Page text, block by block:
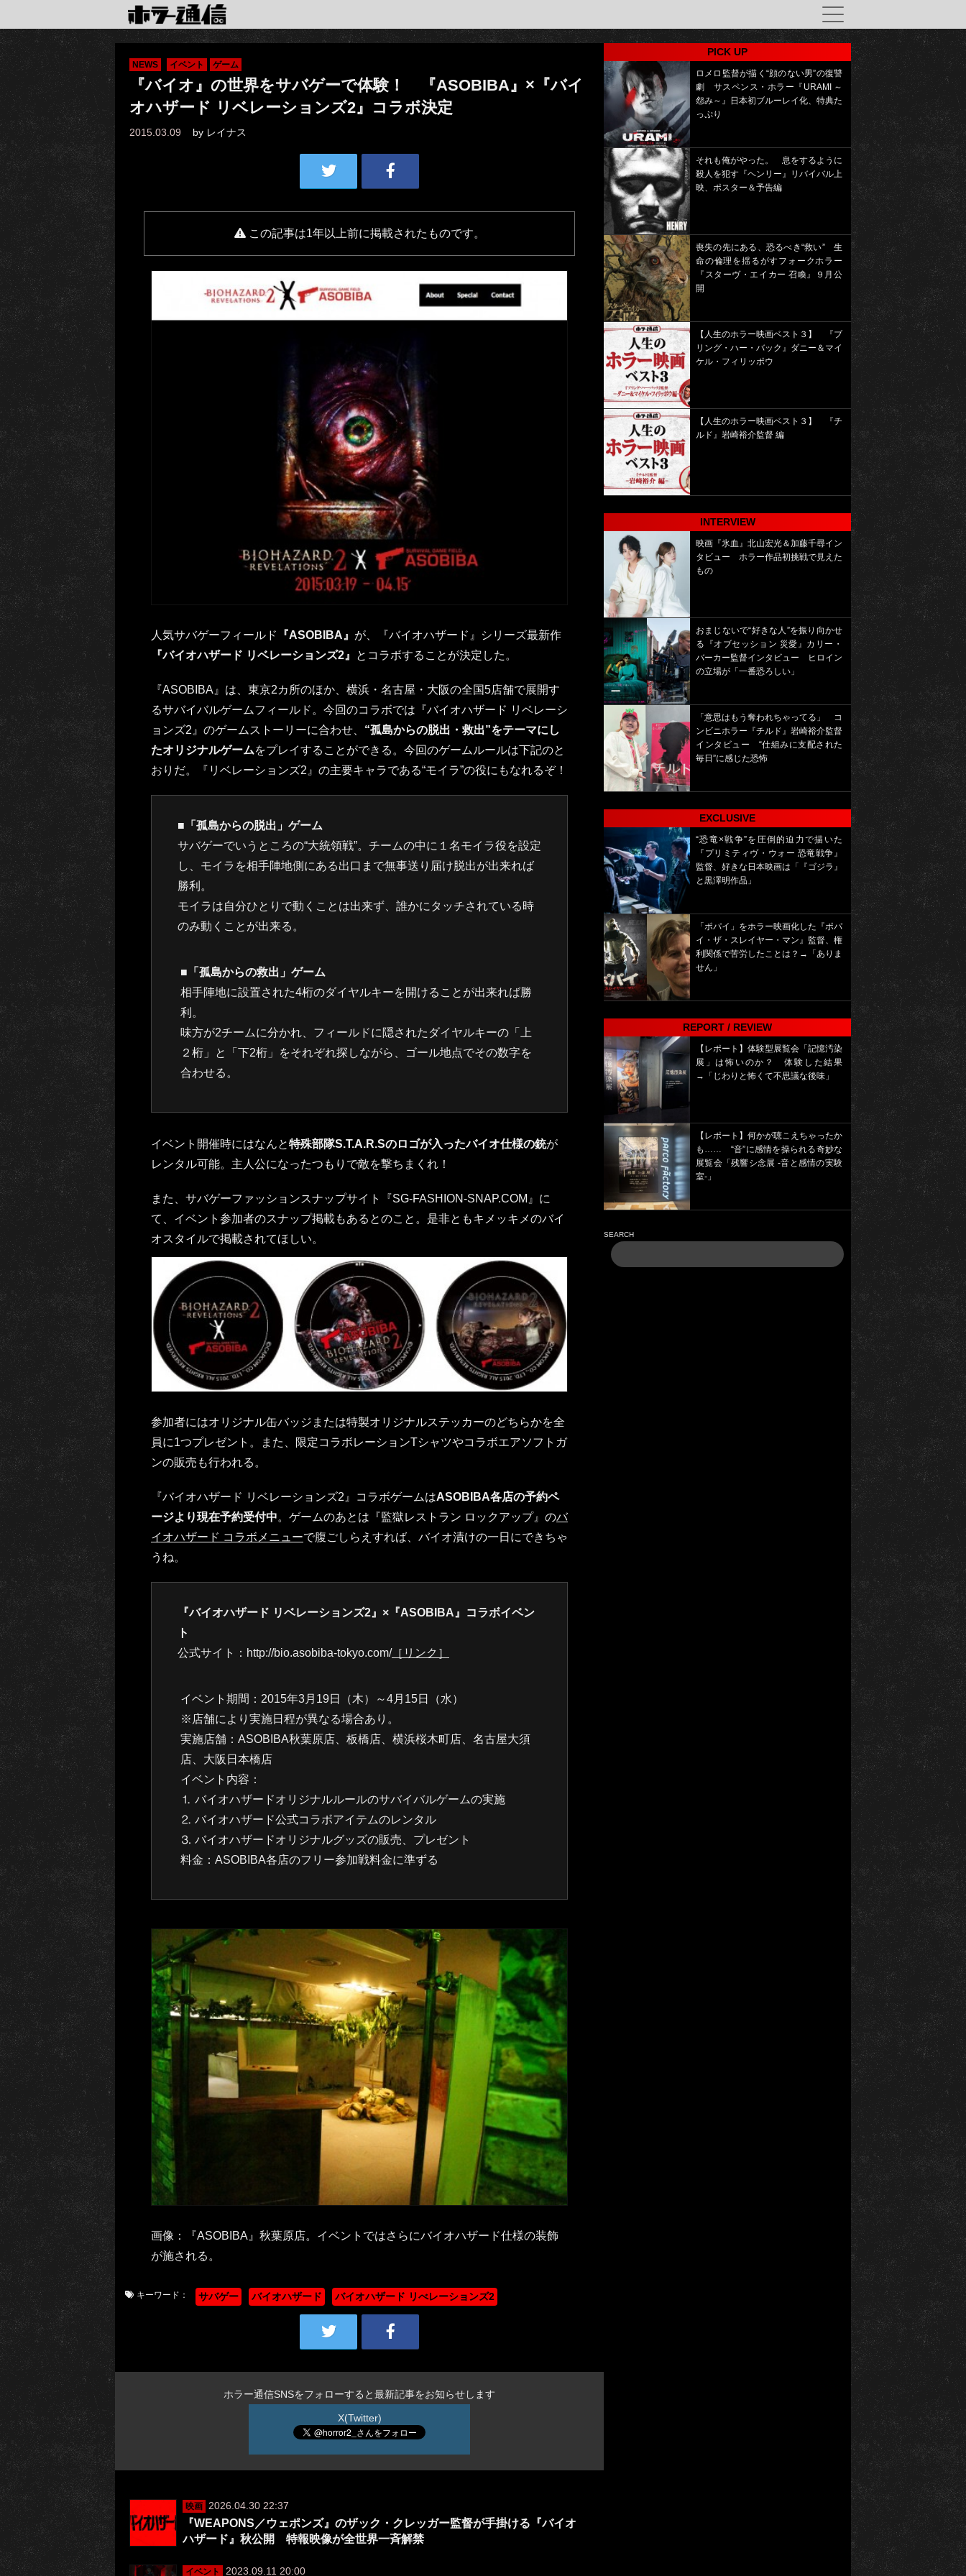
NEWS イベント ゲーム
『バイオ』の世界をサバゲーで体験！ 『ASOBIBA』×『バイ
オハザード リベレーションズ2』コラボ決定
2015.03.09 by レイナス
この記事は1年以上前に掲載されたものです。
人気サバゲーフィールド 『ASOBIBA』 が、『バイオハザード』シリーズ最新作
『バイオハザード リベレーションズ2』
とコラボすることが決定した。
『ASOBIBA』は、東京2カ所のほか、横浜・名古屋・大阪の全国5店舗で展開す
るサバイバルゲームフィールド。今回のコラボでは『バイオハザード リベレーシ
ョンズ2』のゲームストーリーに合わせ、 “孤島からの脱出・救出”をテーマにし
たオリジナルゲームをプレイすることができる。今回のゲームルールは下記のと
おりだ。『リベレーションズ2』の主要キャラである“モイラ”の役にもなれるぞ！
■「孤島からの脱出」ゲーム
サバゲーでいうところの“大統領戦”。チームの中に１名モイラ役を設定
し、モイラを相手陣地側にある出口まで無事送り届け脱出が出来れば
勝利。
モイラは自分ひとりで動くことは出来ず、誰かにタッチされている時
のみ動くことが出来る。
■「孤島からの救出」ゲーム
相手陣地に設置された4桁のダイヤルキーを開けることが出来れば勝
利。
味方が2チームに分かれ、フィールドに隠されたダイヤルキーの「上
２桁」と「下2桁」をそれぞれ探しながら、ゴール地点でその数字を
合わせる。
イベント開催時にはなんと特殊部隊S.T.A.R.Sのロゴが入ったバイオ仕様の銃が
レンタル可能。主人公になったつもりで敵を撃ちまくれ！
また、サバゲーファッションスナップサイト『SG-FASHION-SNAP.COM』に
て、イベント参加者のスナップ掲載もあるとのこと。是非ともキメッキメのバイ
オスタイルで掲載されてほしい。
参加者にはオリジナル缶バッジまたは特製オリジナルステッカーのどちらかを全
員に1つプレゼント。また、限定コラボレーションTシャツやコラボエアソフトガ
ンの販売も行われる。
『バイオハザード リベレーションズ2』コラボゲームはASOBIBA各店の予約ペ
ージより現在予約受付中。ゲームのあとは『監獄レストラン ロックアップ』のバ
イオハザード コラボメニューで腹ごしらえすれば、バイオ漬けの一日にできちゃ
うね。
『バイオハザード リベレーションズ2』×『ASOBIBA』コラボイベン
ト
公式サイト：http://bio.asobiba-tokyo.com/［リンク］
イベント期間：2015年3月19日（木）～4月15日（水）
※店舗により実施日程が異なる場合あり。
実施店舗：ASOBIBA秋葉原店、板橋店、横浜桜木町店、名古屋大須
店、大阪日本橋店
イベント内容：
⒈ バイオハザードオリジナルルールのサバイバルゲームの実施
⒉ バイオハザード公式コラボアイテムのレンタル
⒊ バイオハザードオリジナルグッズの販売、プレゼント
料金：ASOBIBA各店のフリー参加戦料金に準ずる
画像：『ASOBIBA』秋葉原店。イベントではさらにバイオハザード仕様の装飾
が施される。
キーワード： サバゲー バイオハザード バイオハザード リべレーションズ2
ホラー通信SNSをフォローすると最新記事をお知らせします
X(Twitter)
映画 2026.04.30 22:37
『WEAPONS／ウェポンズ』のザック・クレッガー監督が手掛ける『バイオ
ハザード』秋公開 特報映像が全世界一斉解禁
イベント 2023.09.11 20:00
PICK UP
ロメロ監督が描く“顔のない男”の復讐
劇 サスペンス・ホラー『URAMI ～
怨み～』日本初ブルーレイ化、特典た
っぷり
それも俺がやった。 息をするように
殺人を犯す『ヘンリー』リバイバル上
映、ポスター＆予告編
喪失の先にある、恐るべき“救い” 生
命の倫理を揺るがすフォークホラー
『スターヴ・エイカー 召喚』９月公
開
【人生のホラー映画ベスト３】 『ブ
リング・ハー・バック』ダニー＆マイ
ケル・フィリッポウ
【人生のホラー映画ベスト３】 『チ
ルド』岩崎裕介監督 編
INTERVIEW
映画『氷血』北山宏光＆加藤千尋イン
タビュー ホラー作品初挑戦で見えた
もの
おまじないで“好きな人”を振り向かせ
る『オブセッション 災愛』カリー・
バーカー監督インタビュー ヒロイン
の立場が「一番恐ろしい」
「意思はもう奪われちゃってる」 コ
ンビニホラー『チルド』岩崎裕介監督
インタビュー “仕組みに支配された
毎日”に感じた恐怖
EXCLUSIVE
“恐竜×戦争”を圧倒的迫力で描いた
『プリミティヴ・ウォー 恐竜戦争』
監督、好きな日本映画は「『ゴジラ』
と黒澤明作品」
「ポパイ」をホラー映画化した『ポパ
イ・ザ・スレイヤー・マン』監督、権
利関係で苦労したことは？→「ありま
せん」
REPORT / REVIEW
【レポート】体験型展覧会「記憶汚染
展」は怖いのか？ 体験した結果
→「じわりと怖くて不思議な後味」
【レポート】何かが聴こえちゃったか
も…… “音”に感情を操られる奇妙な
展覧会「残響シ念展 -⾳と感情の実験
室-」
SEARCH